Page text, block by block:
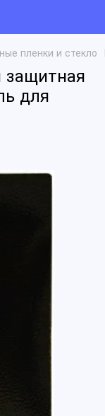
пленки и стекло
для